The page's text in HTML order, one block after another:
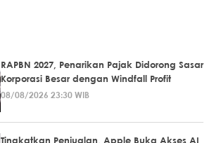
RAPBN 2027, Penarikan Pajak Didorong Sasar
Korporasi Besar dengan Windfall Profit
08/08/2026 23:30 WIB
Tingkatkan Penjualan, Apple Buka Akses AI